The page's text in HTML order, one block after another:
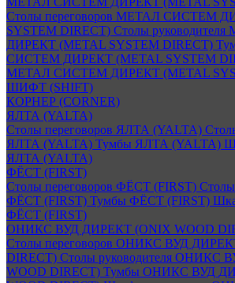
Столы переговоров МЕТАЛ СИСТЕМ
SYSTEM DIRECT) Столы
ДИРЕКТ (METAL SYSTEM DIRECT)
СИСТЕМ ДИРЕКТ (METAL SYSTEM
МЕТАЛ СИСТЕМ ДИРЕКТ (METAL
ШИФТ (SHIFT)
КОРНЕР (CORNER)
ЯЛТА (YALTA)
Столы переговоров ЯЛТА (YALTA)
ЯЛТА (YALTA) Тумбы ЯЛТА (YALTA)
ЯЛТА (YALTA)
ФЁСТ (FIRST)
Столы переговоров ФЁСТ (FIRST) Столы
ФЁСТ (FIRST) Тумбы ФЁСТ (FIRST)
ФЁСТ (FIRST)
ОНИКС ВУД ДИРЕКТ (ONIX WOOD
Столы переговоров ОНИКС ВУД
DIRECT) Столы руководителя ОНИКС
WOOD DIRECT) Тумбы ОНИКС ВУД